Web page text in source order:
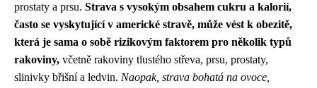
prostaty a prsu. Strava s vysokým obsahem cukru a kalorií,
často se vyskytující v americké stravě, může vést k obezitě,
která je sama o sobě rizikovým faktorem pro několik typů
rakoviny, včetně rakoviny tlustého střeva, prsu, prostaty,
slinivky břišní a ledvin. Naopak, strava bohatá na ovoce,